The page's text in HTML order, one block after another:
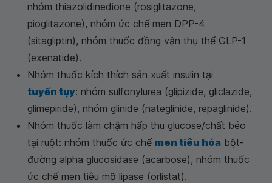
nhóm thiazolidinedione (rosiglitazone,
pioglitazone), nhóm ức chế men DPP-4
(sitagliptin), nhóm thuốc đồng vận thụ thể GLP-1
(exenatide).
Nhóm thuốc kích thích sản xuất insulin tại
tuyến tụy: nhóm sulfonylurea (glipizide, gliclazide,
glimepiride), nhóm glinide (nateglinide, repaglinide).
Nhóm thuốc làm chậm hấp thu glucose/chất béo
tại ruột: nhóm thuốc ức chế men tiêu hóa bột-
đường alpha glucosidase (acarbose), nhóm thuốc
ức chế men tiêu mỡ lipase (orlistat).